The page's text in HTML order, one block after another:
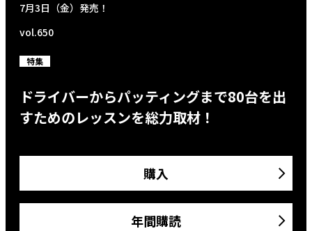
7月3日（金）発売！
vol.650
特集
ドライバーからパッティングまで80台を出
すためのレッスンを総力取材！
購入
年間購読